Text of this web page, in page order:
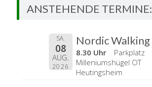
ANSTEHENDE TERMINE:
SA.
08
AUG.
2026
Nordic Walking
8.30 Uhr
Parkplatz
Milleniumshügel OT
Heutingsheim